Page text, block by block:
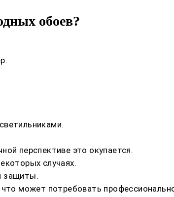
обоев?
перспективе это окупается.
случаях.
защиты.
может потребовать